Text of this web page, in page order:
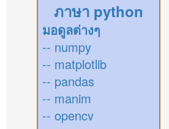
ภาษา python
มอดูลต่างๆ
-- numpy
-- matplotlib
-- pandas
-- manim
-- opencv